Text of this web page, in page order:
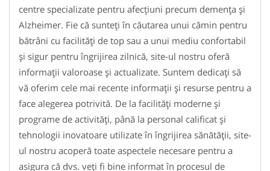
centre specializate pentru afecțiuni precum demența și
Alzheimer. Fie că sunteți în căutarea unui cămin pentru
bătrâni cu facilități de top sau a unui mediu confortabil
și sigur pentru îngrijirea zilnică, site-ul nostru oferă
informații valoroase și actualizate. Suntem dedicați să
vă oferim cele mai recente informații și resurse pentru a
face alegerea potrivită. De la facilități moderne și
programe de activități, până la personal calificat și
tehnologii inovatoare utilizate în îngrijirea sănătății, site-
ul nostru acoperă toate aspectele necesare pentru a
asigura că dvs. veți fi bine informat în procesul de